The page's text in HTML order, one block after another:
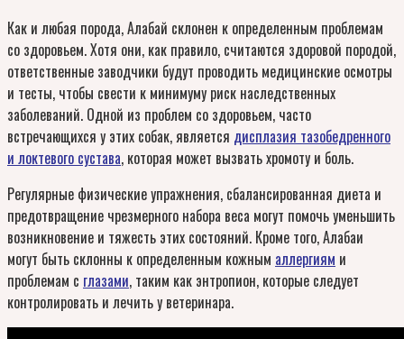
Как и любая порода, Алабай склонен к определенным проблемам
со здоровьем. Хотя они, как правило, считаются здоровой породой,
ответственные заводчики будут проводить медицинские осмотры
и тесты, чтобы свести к минимуму риск наследственных
заболеваний. Одной из проблем со здоровьем, часто
встречающихся у этих собак, является дисплазия тазобедренного
и локтевого сустава, которая может вызвать хромоту и боль.
Регулярные физические упражнения, сбалансированная диета и
предотвращение чрезмерного набора веса могут помочь уменьшить
возникновение и тяжесть этих состояний. Кроме того, Алабаи
могут быть склонны к определенным кожным аллергиям и
проблемам с глазами, таким как энтропион, которые следует
контролировать и лечить у ветеринара.